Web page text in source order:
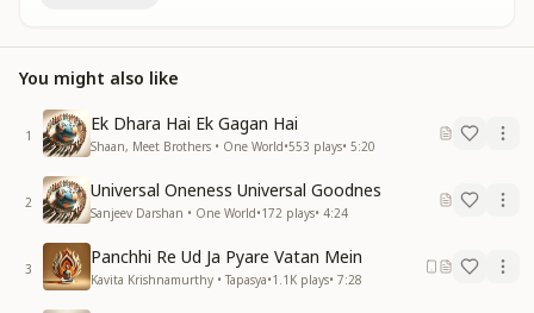
Univrsal onemess welcome
एक सभी हो जाए हम
Univrsal onemess welcome
एक सभी हो जाए हम
विश्व एकता से ही होगा
समाधान हर बात का
समाधान हर बात का
समाधान हर बात का
विश्व एकता से ही होगा
You might also like
1
Ek Dhara Hai Ek Gagan Hai
Shaan, Meet Brothers • One World•553 plays• 5:20
2
Universal Oneness Universal Goodnes
Sanjeev Darshan • One World•172 plays• 4:24
3
Panchhi Re Ud Ja Pyare Vatan Mein
Kavita Krishnamurthy • Tapasya•1.1K plays• 7:28